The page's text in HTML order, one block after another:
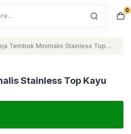
0
Tembok Minimalis Stainless Top
Stainless Top Kayu